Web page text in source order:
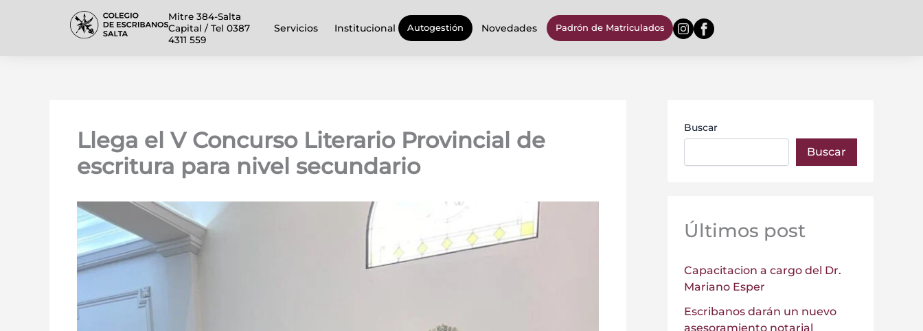
Mitre 384-Salta
Capital / Tel 0387
4311 559
Servicios Institucional Autogestión Novedades Padrón de Matriculados
Llega el V Concurso Literario Provincial de
escritura para nivel secundario
Buscar
Buscar
Últimos post
Capacitacion a cargo del Dr.
Mariano Esper
Escribanos darán un nuevo
asesoramiento notarial